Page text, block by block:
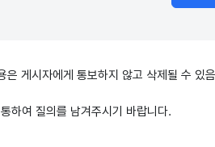
게시자에게 통보하지 않고 삭제될 수 있
하여 질의를 남겨주시기 바랍니다.